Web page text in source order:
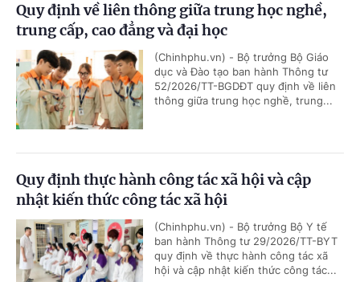
Quy định về liên thông giữa trung học nghề,
trung cấp, cao đẳng và đại học
(Chinhphu.vn) - Bộ trưởng Bộ Giáo
dục và Đào tạo ban hành Thông tư
52/2026/TT-BGDĐT quy định về liên
thông giữa trung học nghề, trung...
Quy định thực hành công tác xã hội và cập
nhật kiến thức công tác xã hội
(Chinhphu.vn) - Bộ trưởng Bộ Y tế
ban hành Thông tư 29/2026/TT-BYT
quy định về thực hành công tác xã
hội và cập nhật kiến thức công tác...